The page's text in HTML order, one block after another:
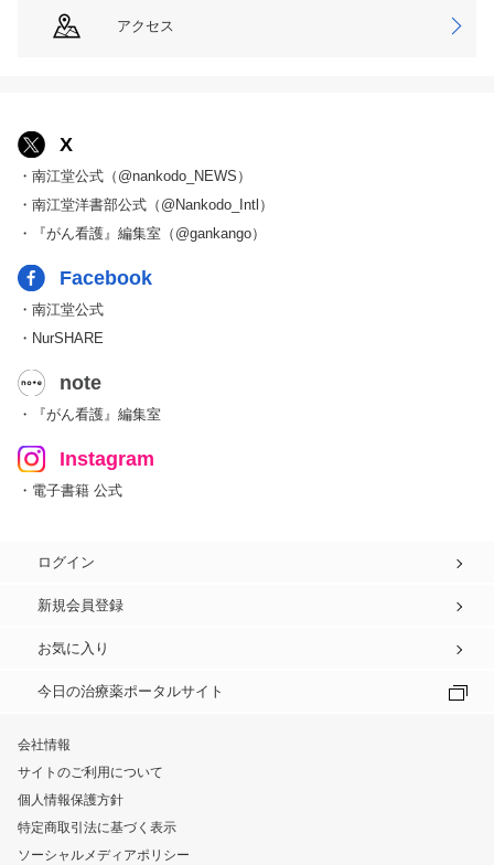
アクセス
X
・南江堂公式（@nankodo_NEWS）
・南江堂洋書部公式（@Nankodo_Intl）
・『がん看護』編集室（@gankango）
Facebook
・南江堂公式
・NurSHARE
note
・『がん看護』編集室
Instagram
・電子書籍 公式
ログイン
新規会員登録
お気に入り
今日の治療薬ポータルサイト
会社情報
サイトのご利用について
個人情報保護方針
特定商取引法に基づく表示
ソーシャルメディアポリシー